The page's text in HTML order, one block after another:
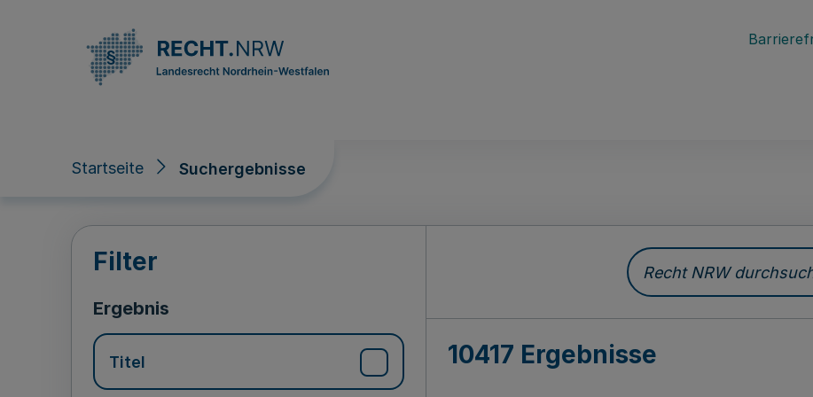
Startseite Suchergebnisse
Suchergebnisse
Filter
Ergebnis
Titel
Recht NRW durchsuchen
10417 Ergebnisse